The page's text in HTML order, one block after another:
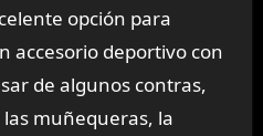
opción para
accesorio deportivo con
de algunos contras,
muñequeras, la